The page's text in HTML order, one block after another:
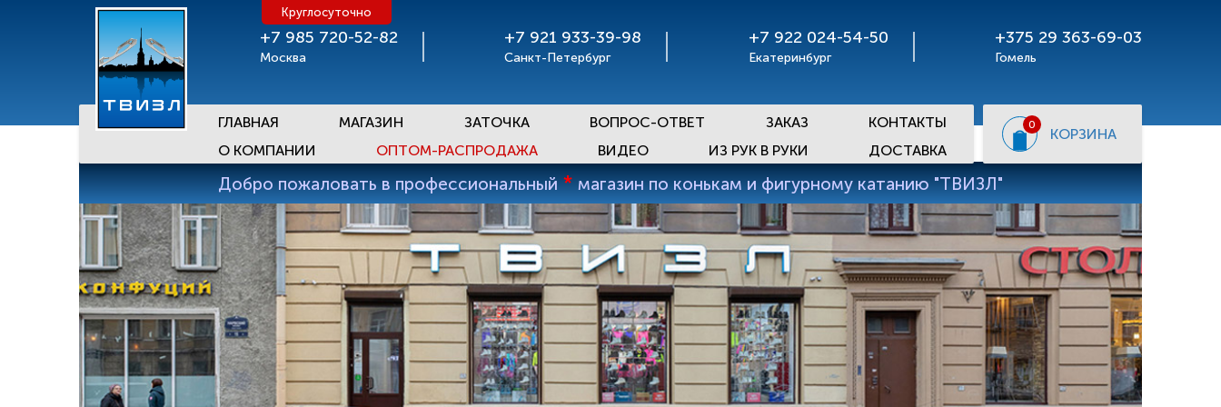
+7 985 720-52-82
Москва
Круглосуточно
+7 921 933-39-98
Санкт-Петербург
+7 922 024-54-50
Екатеринбург
+375 29 363-69-03
Гомель
ГЛАВНАЯ МАГАЗИН ЗАТОЧКА ВОПРОС-ОТВЕТ ЗАКАЗ
КОНТАКТЫ
О КОМПАНИИ
ОПТОМ-РАСПРОДАЖА ВИДЕО ИЗ РУК В РУКИ ДОСТАВКА
0
КОРЗИНА
Добро пожаловать в профессиональный * магазин по конькам и фигурному катанию "ТВИЗЛ"